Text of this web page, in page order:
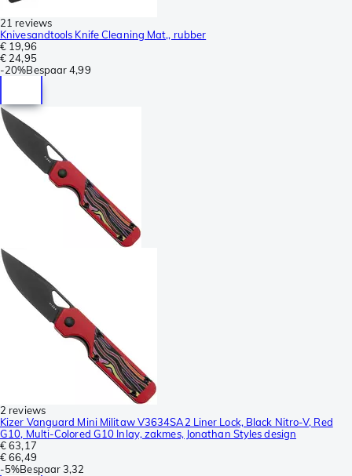
21 reviews
Knivesandtools Knife Cleaning Mat,, rubber
€ 19,96
€ 24,95
-20%Bespaar 4,99
2 reviews
Kizer Vanguard Mini Militaw V3634SA2 Liner Lock, Black Nitro-V, Red
G10, Multi-Colored G10 Inlay, zakmes, Jonathan Styles design
€ 63,17
€ 66,49
-5%Bespaar3,32